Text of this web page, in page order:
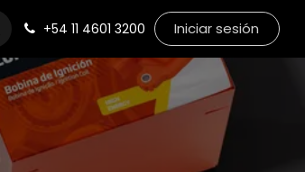
+54 11 4601 3200 Iniciar sesión